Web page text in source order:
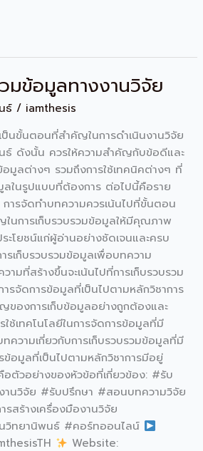
มข้อมูลทางงานวิจัย
ธ์ / iamthesis
ป็นขั้นตอนที่สำคัญในการดำเนินงานวิจัย
ธ์ ดังนั้น ควรให้ความสำคัญกับข้อดีและ
อมูลต่างๆ รวมถึงการใช้เทคนิคต่างๆ ที่
มูลในรูปแบบที่ต้องการ ต่อไปนี้คือราย
ารจัดทำบทความควรเน้นไปที่ขั้นตอน
ในการเก็บรวบรวมข้อมูลให้มีคุณภาพ
ะโยชน์แก่ผู้อ่านอย่างชัดเจนและครบ
รเก็บรวบรวมข้อมูลเพื่อบทความ
มที่สร้างขึ้นจะเน้นไปที่การเก็บรวบรวม
จัดการข้อมูลที่เป็นไปตามหลักวิชาการ
ของการเก็บข้อมูลอย่างถูกต้องและ
ใช้เทคโนโลยีในการจัดการข้อมูลที่มี
ความเกี่ยวกับการเก็บรวบรวมข้อมูลที่มี
อมูลที่เป็นไปตามหลักวิชาการมีอยู่
อตัวอย่างของหัวข้อที่เกี่ยวข้อง: #รับ
นวิจัย #รับปรึกษา #สอนบทความวิจัย
สร้างเครื่องมืองานวิจัย
วิทยานิพนธ์ #คอร์ทออนไลน์
Website: